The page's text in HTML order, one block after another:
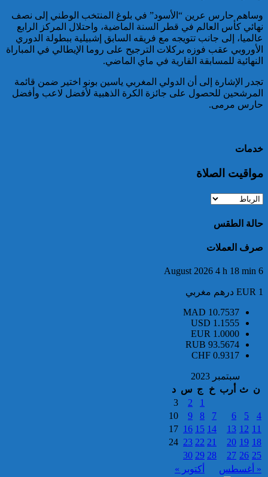
موظف أمن يتقدم بشكاية لدى
الوكيل العام للملك بمحكمة
الاستئناف بالدار البيضاء على
خلفية ادعاءات وهمية وجرائم
مزعومة نسبها له حساب على
شبكات التواصل الاجتماعي
خبير: “البيعة الإلكترونية” تكشف
خلية داعشية بتطوان
بلدية إسطنبول على ذمة التحقيق
تفكيك خلية إرهابية مرتبطة بالفرع
الإفريقي ل”داعش”: ضبط عبوة
ناسفة إضافية في طور التركيب
بضواحي الرباط
كاريكاتير
وساهم حارس عرين “الأسود” في بلوغ المنتخب الوطني إلى نصف
نهائي كأس العالم في قطر السنة الماضية، واحتلال المركز الرابع
عالميا، إلى جانب تتويجه مع فريقه السابق إشبيلية ببطولة الدوري
الأوروبي عقب فوزه بركلات الترجيح على روما الإيطالي في المباراة
النهائية للمسابقة القارية في ماي الماضي.
تجدر الإشارة إلى أن الدولي المغربي ياسين بونو اختير ضمن قائمة
المرشحين للحصول على جائزة الكرة الذهبية لأفضل لاعب وأفضل
حارس مرمى.
خدمات
مواقيت الصلاة
حالة الطقس
صرف العملات
6 August 2026 4 h 18 min
EUR 1 درهم مغربي
MAD 10.7537
USD 1.1555
EUR 1.0000
RUB 93.5674
CHF 0.9317
سبتمبر 2023
ن ث أرب خ ج س د
« أغسطس أكتوبر »
1
2
3
4
5
6
7
8
9
10
11
12
13
14
15
16
17
18
19
20
21
22
23
24
25
26
27
28
29
30